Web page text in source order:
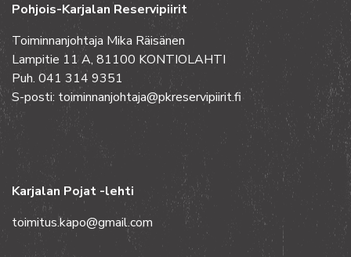
Pohjois-Karjalan Reservipiirit
Toiminnanjohtaja Mika Räisänen
Lampitie 11 A, 81100 KONTIOLAHTI
Puh. 041 314 9351
S-posti: toiminnanjohtaja@pkreservipiirit.fi
Karjalan Pojat -lehti
toimitus.kapo@gmail.com